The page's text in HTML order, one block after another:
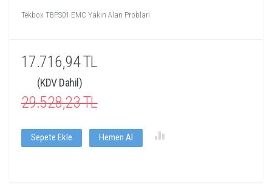
Tekbox TBPS01 EMC Yakın Alan Probları
17.716,94 TL
(KDV Dahil)
29.528,23 TL
Sepete Ekle Hemen Al